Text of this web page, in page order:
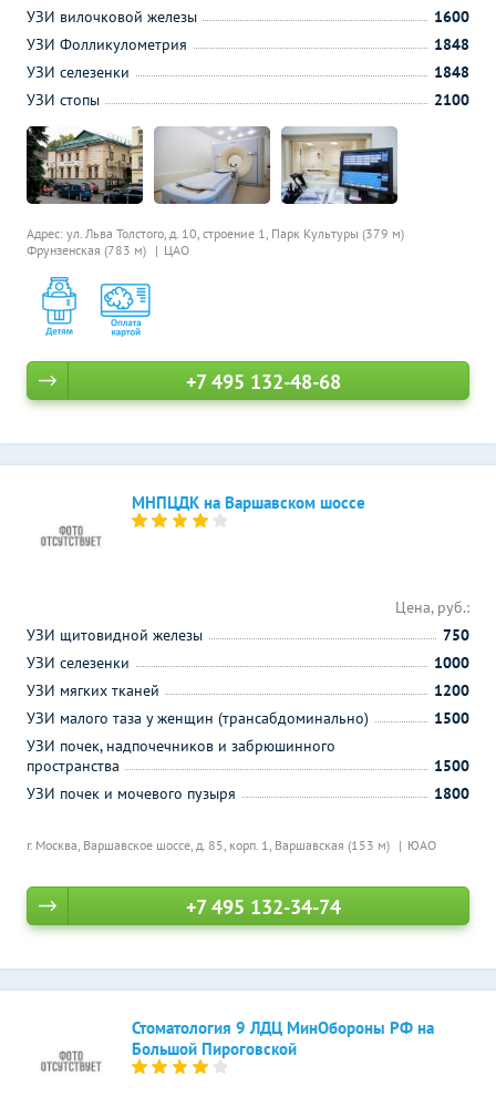
Адрес: ул. Льва Толстого, д. 10, строение 1, Парк Культуры (379 м)
Фрунзенская (783 м)
ЦАО
УЗИ вилочковой железы
1600
УЗИ Фолликулометрия
1848
УЗИ селезенки
1848
УЗИ стопы
2100
+7 495 132-48-68
МНПЦДК на Варшавском шоссе
г. Москва, Варшавское шоссе, д. 85, корп. 1, Варшавская (153 м) ЮАО
Цена, руб.:
УЗИ щитовидной железы
750
УЗИ селезенки
1000
УЗИ мягких тканей
1200
УЗИ малого таза у женщин (трансабдоминально)
1500
УЗИ почек, надпочечников и забрюшинного
пространства
1500
УЗИ почек и мочевого пузыря
1800
+7 495 132-34-74
Стоматология 9 ЛДЦ МинОбороны РФ на
Большой Пироговской